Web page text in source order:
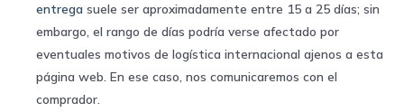
entrega suele ser aproximadamente entre 15 a 25 días; sin
embargo, el rango de días podría verse afectado por
eventuales motivos de logística internacional ajenos a esta
página web. En ese caso, nos comunicaremos con el
comprador.